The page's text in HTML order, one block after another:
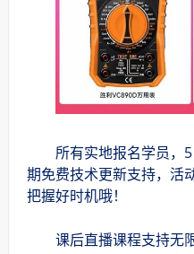
所有实地报名学员，
期免费技术更新支持，活
把握好时机哦！
课后直播课程支持无